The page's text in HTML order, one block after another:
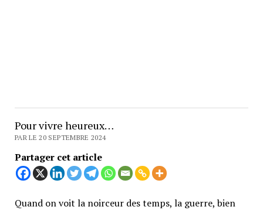
Pour vivre heureux…
PAR LE 20 SEPTEMBRE 2024
Partager cet article
Quand on voit la noirceur des temps, la guerre, bien